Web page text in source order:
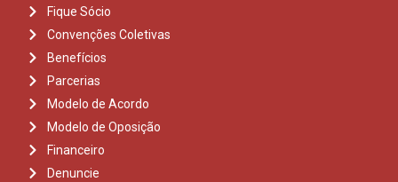
Fique Sócio
Convenções Coletivas
Benefícios
Parcerias
Modelo de Acordo
Modelo de Oposição
Financeiro
Denuncie